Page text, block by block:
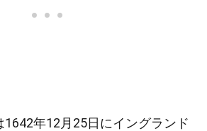
1642年12月25日にイングランド